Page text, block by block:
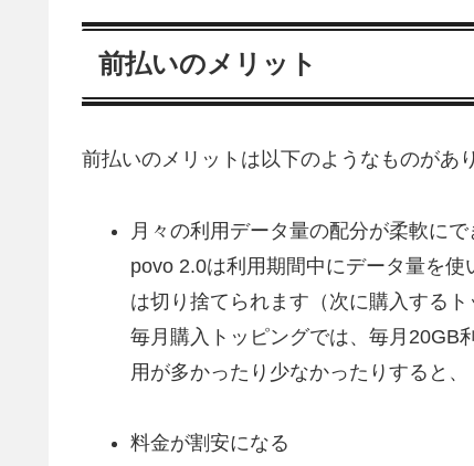
前払いのメリット
前払いのメリットは以下のようなものがあ
月々の利用データ量の配分が柔軟にで
povo 2.0は利用期間中にデータ量を
は切り捨てられます（次に購入する
毎月購入トッピングでは、毎月20GB
用が多かったり少なかったりすると
料金が割安になる